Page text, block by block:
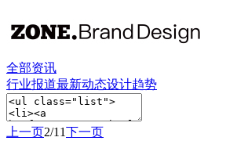
全部资讯
行业报道最新动态设计趋势
上一页2/11下一页